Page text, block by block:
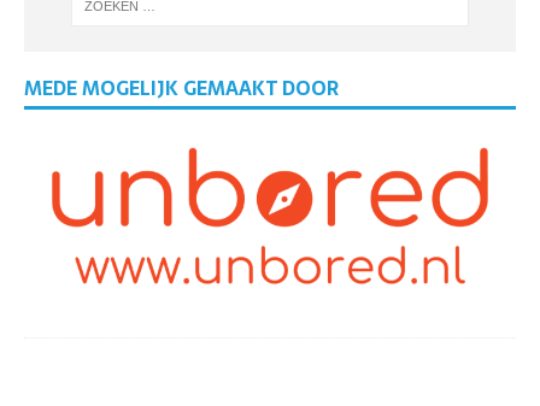
MEDE MOGELIJK GEMAAKT DOOR